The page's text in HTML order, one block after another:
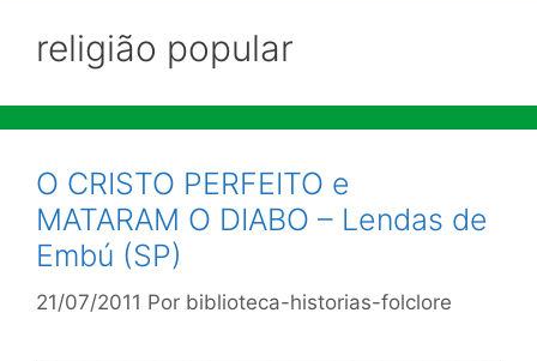
religião popular
O CRISTO PERFEITO e
MATARAM O DIABO – Lendas de
Embú (SP)
21/07/2011 Por biblioteca-historias-folclore